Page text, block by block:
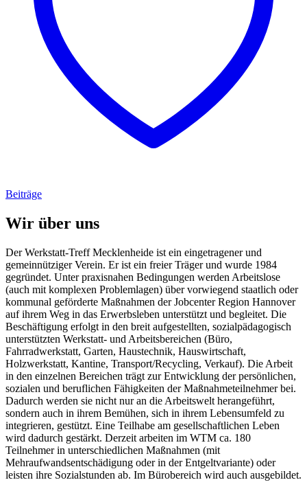
Beiträge
Wir über uns
Der Werkstatt-Treff Mecklenheide ist ein eingetragener und
gemeinnütziger Verein. Er ist ein freier Träger und wurde 1984
gegründet. Unter praxisnahen Bedingungen werden Arbeitslose
(auch mit komplexen Problemlagen) über vorwiegend staatlich oder
kommunal geförderte Maßnahmen der Jobcenter Region Hannover
auf ihrem Weg in das Erwerbsleben unterstützt und begleitet. Die
Beschäftigung erfolgt in den breit aufgestellten, sozialpädagogisch
unterstützten Werkstatt- und Arbeitsbereichen (Büro,
Fahrradwerkstatt, Garten, Haustechnik, Hauswirtschaft,
Holzwerkstatt, Kantine, Transport/Recycling, Verkauf). Die Arbeit
in den einzelnen Bereichen trägt zur Entwicklung der persönlichen,
sozialen und beruflichen Fähigkeiten der Maßnahmeteilnehmer bei.
Dadurch werden sie nicht nur an die Arbeitswelt herangeführt,
sondern auch in ihrem Bemühen, sich in ihrem Lebensumfeld zu
integrieren, gestützt. Eine Teilhabe am gesellschaftlichen Leben
wird dadurch gestärkt. Derzeit arbeiten im WTM ca. 180
Teilnehmer in unterschiedlichen Maßnahmen (mit
Mehraufwandsentschädigung oder in der Entgeltvariante) oder
leisten ihre Sozialstunden ab. Im Bürobereich wird auch ausgebildet.